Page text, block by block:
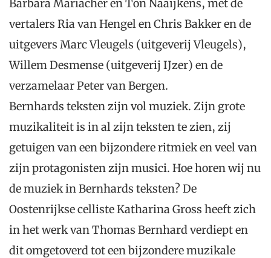
Barbara Mariacher en Ton Naaijkens, met de
vertalers Ria van Hengel en Chris Bakker en de
uitgevers Marc Vleugels (uitgeverij Vleugels),
Willem Desmense (uitgeverij IJzer) en de
verzamelaar Peter van Bergen.
Bernhards teksten zijn vol muziek. Zijn grote
muzikaliteit is in al zijn teksten te zien, zij
getuigen van een bijzondere ritmiek en veel van
zijn protagonisten zijn musici. Hoe horen wij nu
de muziek in Bernhards teksten? De
Oostenrijkse celliste Katharina Gross heeft zich
in het werk van Thomas Bernhard verdiept en
dit omgetoverd tot een bijzondere muzikale